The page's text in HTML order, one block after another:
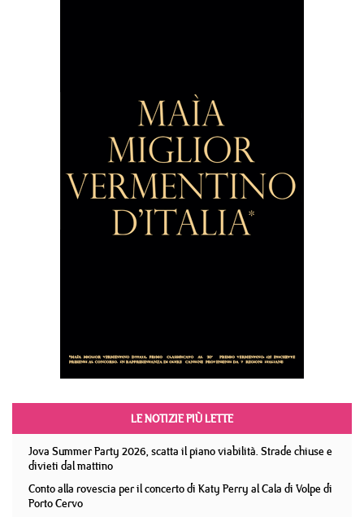
LE NOTIZIE PIÙ LETTE
Jova Summer Party 2026, scatta il piano viabilità. Strade chiuse e
divieti dal mattino
Conto alla rovescia per il concerto di Katy Perry al Cala di Volpe di
Porto Cervo